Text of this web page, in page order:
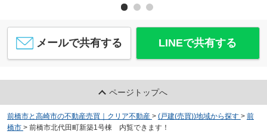
メールで共有する LINEで共有する
ページトップへ
前橋市と高崎市の不動産売買｜クリア不動産 > (戸建(売買))地域から探す > 前
橋市 > 前橋市北代田町新築1号棟 内覧できます！